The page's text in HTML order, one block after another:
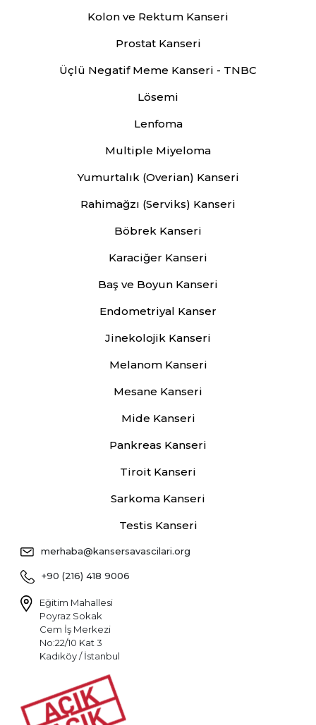
Kolon ve Rektum Kanseri
Prostat Kanseri
Üçlü Negatif Meme Kanseri - TNBC
Lösemi
Lenfoma
Multiple Miyeloma
Yumurtalık (Overian) Kanseri
Rahimağzı (Serviks) Kanseri
Böbrek Kanseri
Karaciğer Kanseri
Baş ve Boyun Kanseri
Endometriyal Kanser
Jinekolojik Kanseri
Melanom Kanseri
Mesane Kanseri
Mide Kanseri
Pankreas Kanseri
Tiroit Kanseri
Sarkoma Kanseri
Testis Kanseri
merhaba@kansersavascilari.org
+90 (216) 418 9006
Eğitim Mahallesi
Poyraz Sokak
Cem İş Merkezi
No:22/10 Kat 3
Kadıköy / İstanbul